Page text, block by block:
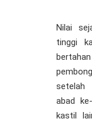
Nilai
tinggi
setelah
abad
kastil